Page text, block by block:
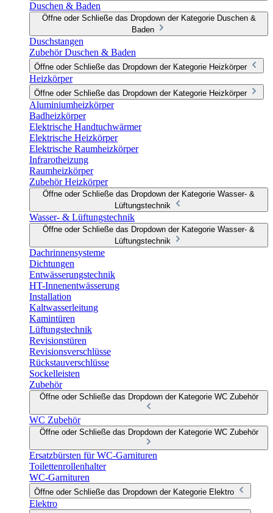
Duschen & Baden
Öffne oder Schließe das Dropdown der Kategorie Duschen &
Baden
Duschstangen
Zubehör Duschen & Baden
Öffne oder Schließe das Dropdown der Kategorie Heizkörper
Heizkörper
Öffne oder Schließe das Dropdown der Kategorie Heizkörper
Aluminiumheizkörper
Badheizkörper
Elektrische Handtuchwärmer
Elektrische Heizkörper
Elektrische Raumheizkörper
Infrarotheizung
Raumheizkörper
Zubehör Heizkörper
Öffne oder Schließe das Dropdown der Kategorie Wasser- &
Lüftungstechnik
Wasser- & Lüftungstechnik
Öffne oder Schließe das Dropdown der Kategorie Wasser- &
Lüftungstechnik
Dachrinnensysteme
Dichtungen
Entwässerungstechnik
HT-Innenentwässerung
Installation
Kaltwasserleitung
Kamintüren
Lüftungstechnik
Revisionstüren
Revisionsverschlüsse
Rückstauverschlüsse
Sockelleisten
Zubehör
Öffne oder Schließe das Dropdown der Kategorie WC Zubehör
WC Zubehör
Öffne oder Schließe das Dropdown der Kategorie WC Zubehör
Ersatzbürsten für WC-Garnituren
Toilettenrollenhalter
WC-Garnituren
Öffne oder Schließe das Dropdown der Kategorie Elektro
Elektro